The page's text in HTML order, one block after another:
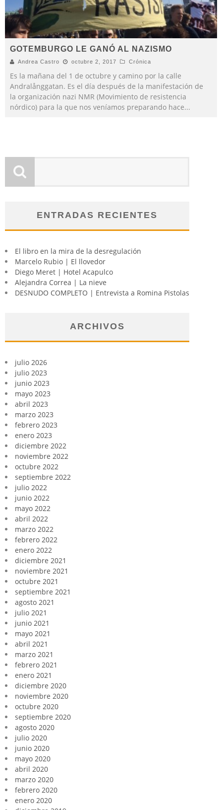
GOTEMBURGO LE GANÓ AL NAZISMO
Andrea Castro octubre 2, 2017 Crónica
Es la mañana del 1 de octubre y camino por la calle
Andralånggatan. Es el día después de la manifestación de
la organización nazi NMR (Movimiento de resistencia
nórdico) para la que nos veníamos preparando hace...
ENTRADAS RECIENTES
El libro en la mira de la desregulación
Marcelo Rubio | El llovedor
Diego Meret | Hotel Acapulco
Alejandra Correa | La nieve
DESNUDO COMPLETO | Entrevista a Romina Pistolas
ARCHIVOS
julio 2026
julio 2023
junio 2023
mayo 2023
abril 2023
marzo 2023
febrero 2023
enero 2023
diciembre 2022
noviembre 2022
octubre 2022
septiembre 2022
julio 2022
junio 2022
mayo 2022
abril 2022
marzo 2022
febrero 2022
enero 2022
diciembre 2021
noviembre 2021
octubre 2021
septiembre 2021
agosto 2021
julio 2021
junio 2021
mayo 2021
abril 2021
marzo 2021
febrero 2021
enero 2021
diciembre 2020
noviembre 2020
octubre 2020
septiembre 2020
agosto 2020
julio 2020
junio 2020
mayo 2020
abril 2020
marzo 2020
febrero 2020
enero 2020